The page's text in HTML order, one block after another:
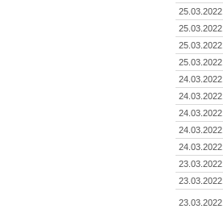
25.03.2022.
25.03.2022.
25.03.2022.
25.03.2022.
24.03.2022.
24.03.2022.
24.03.2022.
24.03.2022.
24.03.2022.
23.03.2022.
23.03.2022.
23.03.2022.